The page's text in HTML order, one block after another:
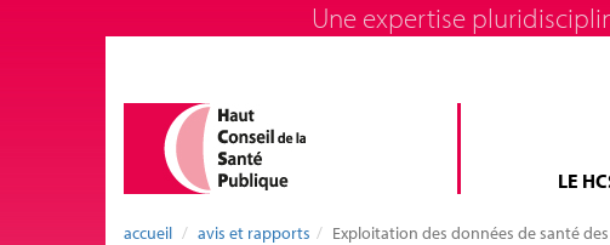
Une expertise
LE
accueil avis et rapports Exploitation des données de santé